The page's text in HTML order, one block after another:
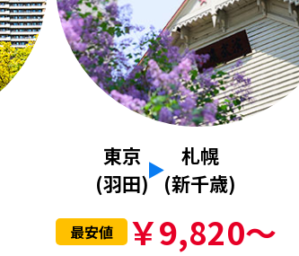
東京
(羽田)
札幌
(新千歳)
最安値 ￥9,820～